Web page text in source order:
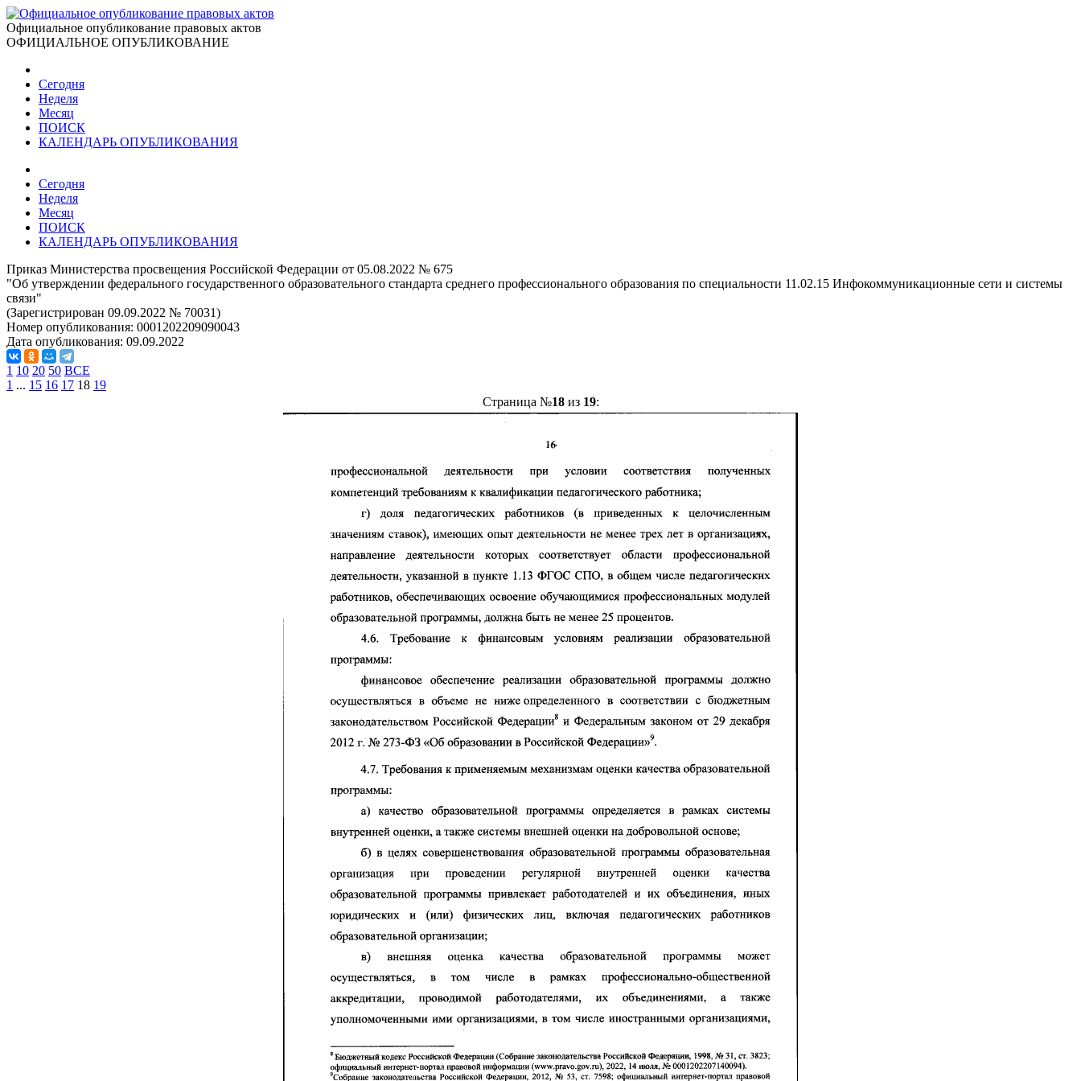
Официальное опубликование правовых актов
ОФИЦИАЛЬНОЕ ОПУБЛИКОВАНИЕ
Сегодня
Неделя
Месяц
ПОИСК
КАЛЕНДАРЬ ОПУБЛИКОВАНИЯ
Сегодня
Неделя
Месяц
ПОИСК
КАЛЕНДАРЬ ОПУБЛИКОВАНИЯ
Приказ Министерства просвещения Российской Федерации от 05.08.2022 № 675
"Об утверждении федерального государственного образовательного стандарта среднего профессионального образования по специальности 11.02.15 Инфокоммуникационные сети и системы
связи"
(Зарегистрирован 09.09.2022 № 70031)
Номер опубликования: 0001202209090043
Дата опубликования: 09.09.2022
1 10 20 50 ВСЕ
1 ... 15 16 17 18 19
Страница №18из 19: